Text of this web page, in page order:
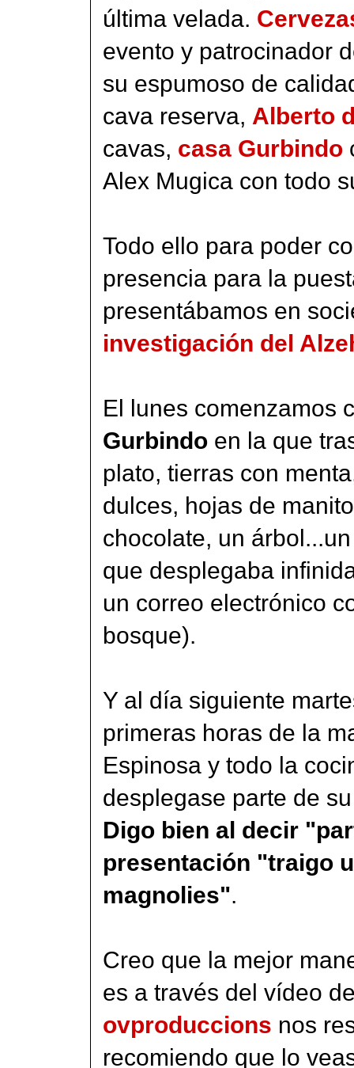
última velada.
evento y patrocinador
su espumoso de
cava reserva, Alberto
cavas, casa Gurbindo
Alex Mugica con todo
Todo ello para poder
presencia para la
presentábamos en
investigación del
El lunes comenzamos
Gurbindo en la que
plato, tierras con
dulces, hojas de
chocolate, un
que desplegaba
un correo electrónico
bosque).
Y al día siguiente
primeras horas de la
Espinosa y todo la
desplegase parte de
Digo bien al decir
presentación "traigo
magnolies".
Creo que la mejor
es a través del vídeo
ovproduccions nos
recomiendo que lo